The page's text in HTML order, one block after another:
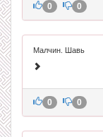
0 0
Малчин. Шавь
0 0